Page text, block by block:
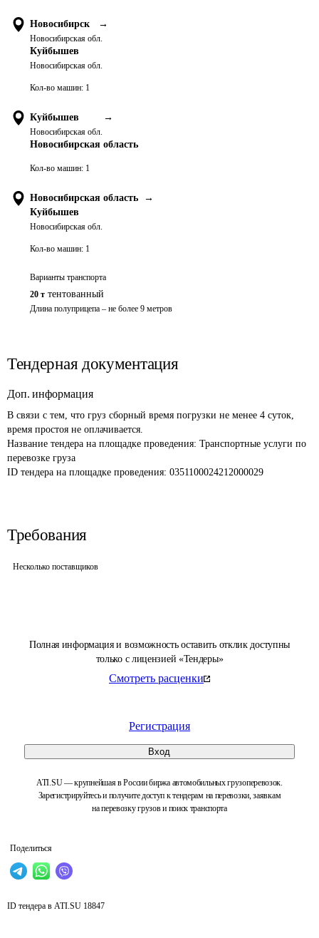
Полная информация и возможность оставить отклик доступны
только с лицензией «Тендеры»
Смотреть расценки
Регистрация
Вход
ATI.SU — крупнейшая в России биржа автомобильных грузоперевозок.
Зарегистрируйтесь и получите доступ к тендерам на перевозки, заявкам
на перевозку грузов и поиск транспорта
Поделиться
Новосибирск →
Новосибирская обл.
Куйбышев
Новосибирская обл.
Кол-во машин: 1
Куйбышев →
Новосибирская обл.
Новосибирская область
Кол-во машин: 1
Новосибирская область
→
Куйбышев
Новосибирская обл.
Кол-во машин: 1
Варианты транспорта
20 т тентованный
Длина полуприцепа – не более 9 метров
Тендерная документация
Доп. информация
В связи с тем, что груз сборный время погрузки не менее 4 суток,
время простоя не оплачивается.
Название тендера на площадке проведения: Транспортные услуги по
перевозке груза
ID тендера на площадке проведения: 0351100024212000029
Требования
Несколько поставщиков
ID тендера в ATI.SU 18847